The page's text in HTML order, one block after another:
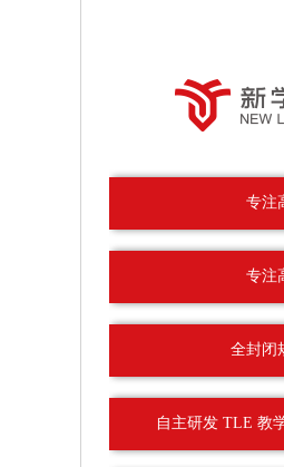
专注
专注
全封闭
自主研发 TLE 教